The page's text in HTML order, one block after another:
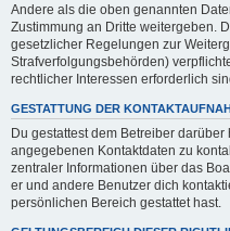
Andere als die oben genannten
Zustimmung an Dritte weitergeben.
gesetzlicher Regelungen zur
Strafverfolgungsbehörden)
rechtlicher Interessen erforderlich
GESTATTUNG DER
Du gestattest dem Betreiber
angegebenen Kontaktdaten zu
zentraler Informationen über das
er und andere Benutzer dich
persönlichen Bereich gestattet hast.